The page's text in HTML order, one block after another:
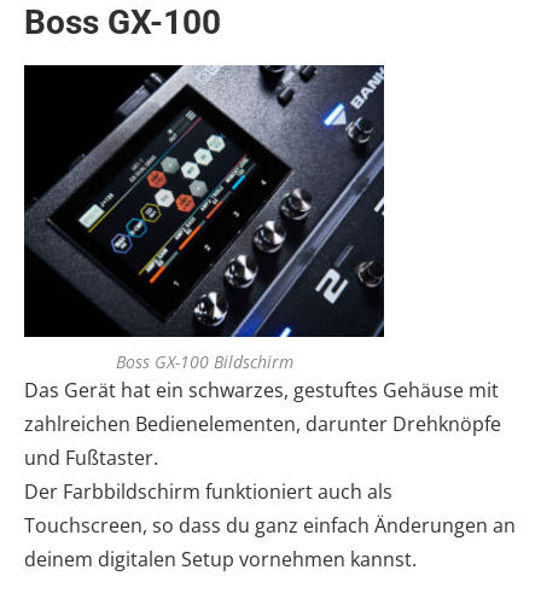
Boss GX-100
Boss GX-100 Bildschirm
Das Gerät hat ein schwarzes, gestuftes Gehäuse mit
zahlreichen Bedienelementen, darunter Drehknöpfe
und Fußtaster.
Der Farbbildschirm funktioniert auch als
Touchscreen, so dass du ganz einfach Änderungen an
deinem digitalen Setup vornehmen kannst.